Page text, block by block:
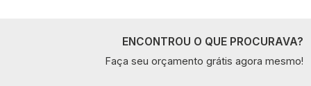
ENCONTROU O QUE PROCURAVA?
Faça seu orçamento grátis agora mesmo!